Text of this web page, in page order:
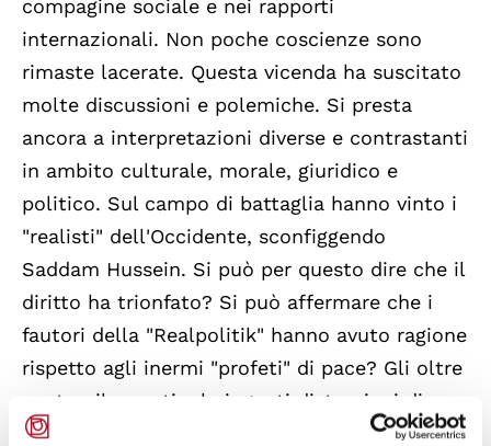
compagine sociale e nei rapporti
internazionali. Non poche coscienze sono
rimaste lacerate. Questa vicenda ha suscitato
molte discussioni e polemiche. Si presta
ancora a interpretazioni diverse e contrastanti
in ambito culturale, morale, giuridico e
politico. Sul campo di battaglia hanno vinto i
"realisti" dell'Occidente, sconfiggendo
Saddam Hussein. Si può per questo dire che il
diritto ha trionfato? Si può affermare che i
fautori della "Realpolitik" hanno avuto ragione
rispetto agli inermi "profeti" di pace? Gli oltre
centomila morti e le ingenti distruzioni di
beni e dell'ambiente non possono essere